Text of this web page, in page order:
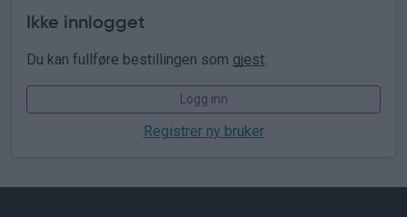
Ikke innlogget
Du kan fullføre bestillingen som gjest.
Logg inn
Registrer ny bruker